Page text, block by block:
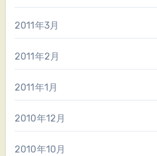
2011年3月
2011年2月
2011年1月
2010年12月
2010年10月